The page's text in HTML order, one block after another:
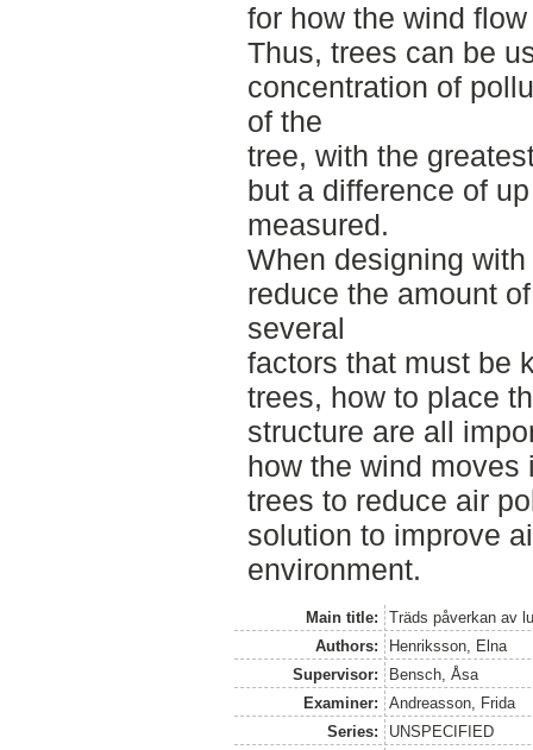
for how the wind
Thus, trees can be
concentration of
of the
tree, with the
but a difference of
measured.
When designing
reduce the amount
several
factors that must be
trees, how to place
structure are all
how the wind moves
trees to reduce air
solution to improve
environment.
Main title:
Träds påverkan av
Authors:
Henriksson, Elna
Supervisor:
Bensch, Åsa
Examiner:
Andreasson, Frida
Series:
UNSPECIFIED